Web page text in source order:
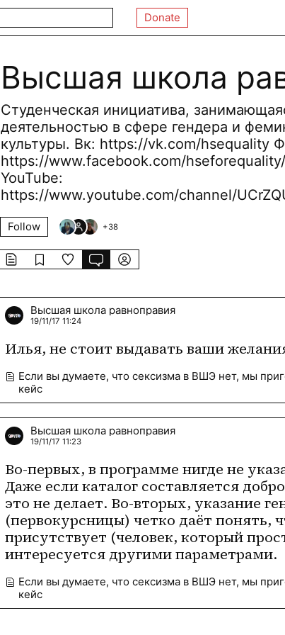
Donate
Высшая школа
Студенческая инициатива,
деятельностью в сфере гендера и
культуры. Вк: https://vk.com/hsequality
https://www.facebook.com/
YouTube:
https://www.youtube.com/channel/
Follow +38
Высшая школа равноправия
19/11/17 11:24
Илья, не стоит выдавать ваши
Если вы думаете, что сексизма в ВШЭ нет, мы
кейс
Высшая школа равноправия
19/11/17 11:23
Во-первых, в программе нигде не
Даже если каталог составляется
это не делает. Во-вторых, указание
(первокурсницы) четко даёт понять,
присутствует (человек, который
интересуется другими параметрами.
Если вы думаете, что сексизма в ВШЭ нет, мы
кейс